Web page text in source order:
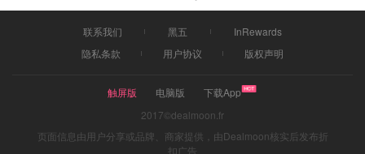
联系我们 黑五
InRewards
隐私条款
用户协议 版权声明
触屏版 电脑版
下载App
2017©dealmoon.fr
页面信息由用户分享或品牌、商家提供，由Dealmoon核实后发布折
扣广告